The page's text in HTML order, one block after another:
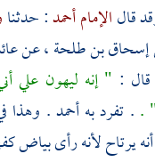
قالالإمام أحمد: حدثنا
بن طلحة، عن
: " إنه ليهون علي
. . تفرد بهأحمد. وهذا
يرتاح لأنه رأى بياض